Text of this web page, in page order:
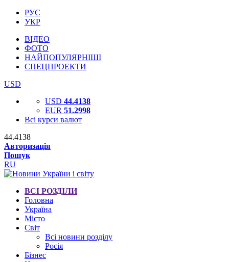
РУС
УКР
ВІДЕО
ФОТО
НАЙПОПУЛЯРНІШІ
СПЕЦПРОЕКТИ
USD
USD 44.4138
EUR 51.2998
Всі курси валют
44.4138
Авторизація
Пошук
RU
ВСІ РОЗДІЛИ
Головна
Україна
Місто
Світ
Всі новини розділу
Росія
Бізнес